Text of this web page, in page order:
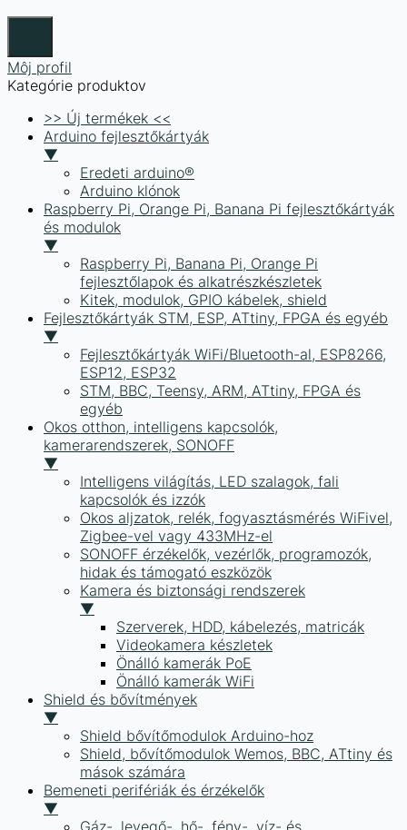
Môj profil
Kategórie produktov
>> Új termékek <<
Arduino fejlesztőkártyák
▼
Eredeti arduino®
Arduino klónok
Raspberry Pi, Orange Pi, Banana Pi fejlesztőkártyák
és modulok
▼
Raspberry Pi, Banana Pi, Orange Pi
fejlesztőlapok és alkatrészkészletek
Kitek, modulok, GPIO kábelek, shield
Fejlesztőkártyák STM, ESP, ATtiny, FPGA és egyéb
▼
Fejlesztőkártyák WiFi/Bluetooth-al, ESP8266,
ESP12, ESP32
STM, BBC, Teensy, ARM, ATtiny, FPGA és
egyéb
Okos otthon, intelligens kapcsolók,
kamerarendszerek, SONOFF
▼
Intelligens világítás, LED szalagok, fali
kapcsolók és izzók
Okos aljzatok, relék, fogyasztásmérés WiFivel,
Zigbee-vel vagy 433MHz-el
SONOFF érzékelők, vezérlők, programozók,
hidak és támogató eszközök
Kamera és biztonsági rendszerek
▼
Szerverek, HDD, kábelezés, matricák
Videokamera készletek
Önálló kamerák PoE
Önálló kamerák WiFi
Shield és bővítmények
▼
Shield bővítőmodulok Arduino-hoz
Shield, bővítőmodulok Wemos, BBC, ATtiny és
mások számára
Bemeneti perifériák és érzékelők
▼
Gáz-, levegő-, hő-, fény-, víz- és